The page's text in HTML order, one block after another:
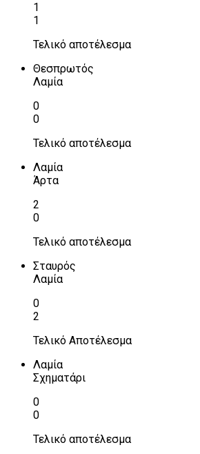
1
1
Τελικό αποτέλεσμα
Θεσπρωτός
Λαμία
0
0
Τελικό αποτέλεσμα
Λαμία
Άρτα
2
0
Τελικό αποτέλεσμα
Σταυρός
Λαμία
0
2
Τελικό Αποτέλεσμα
Λαμία
Σχηματάρι
0
0
Τελικό αποτέλεσμα